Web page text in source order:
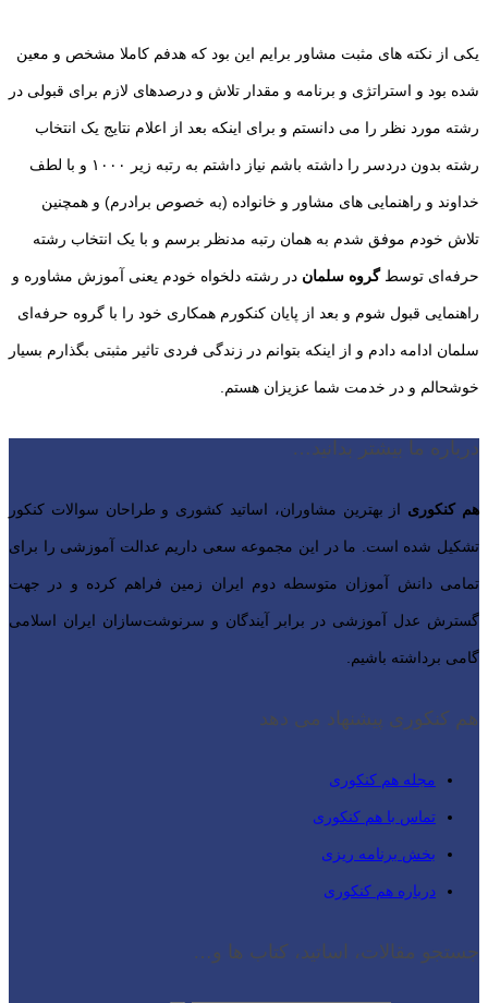
یکی از نکته های مثبت مشاور برایم این بود که هدفم کاملا مشخص و معین
شده بود و استراتژی و برنامه و مقدار تلاش و درصدهای لازم برای قبولی در
رشته مورد نظر را می دانستم و برای اینکه بعد از اعلام نتایج یک انتخاب
رشته بدون دردسر را داشته باشم نیاز داشتم به رتبه زیر ۱۰۰۰ و با لطف
خداوند و راهنمایی های مشاور و خانواده (به خصوص برادرم) و همچنین
تلاش خودم موفق شدم به همان رتبه مدنظر برسم و با یک انتخاب رشته
حرفه‌ای توسطگروه سلمان در رشته دلخواه خودم یعنی آموزش مشاوره و
راهنمایی قبول شوم و بعد از پایان کنکورم همکاری خود را با گروه حرفه‌ای
سلمان ادامه دادم و از اینکه بتوانم در زندگی فردی تاثیر مثبتی بگذارم بسیار
خوشحالم و در خدمت شما عزیزان هستم.
درباره ما بیشتر بدانید…
هم کنکوری از بهترین مشاوران، اساتید کشوری و طراحان سوالات کنکور
تشکیل شده است. ما در این مجموعه سعی داریم عدالت آموزشی را برای
تمامی دانش آموزان متوسطه دوم ایران زمین فراهم کرده و در جهت
گسترش عدل آموزشی در برابر آیندگان و سرنوشت‌سازان ایران اسلامی‌
گامی برداشته باشیم.
هم کنکوری پیشنهاد می دهد
مجله هم کنکوری
تماس با هم کنکوری
بخش برنامه ریزی
درباره هم کنکوری
جستجو مقالات، اساتید، کتاب ها و…